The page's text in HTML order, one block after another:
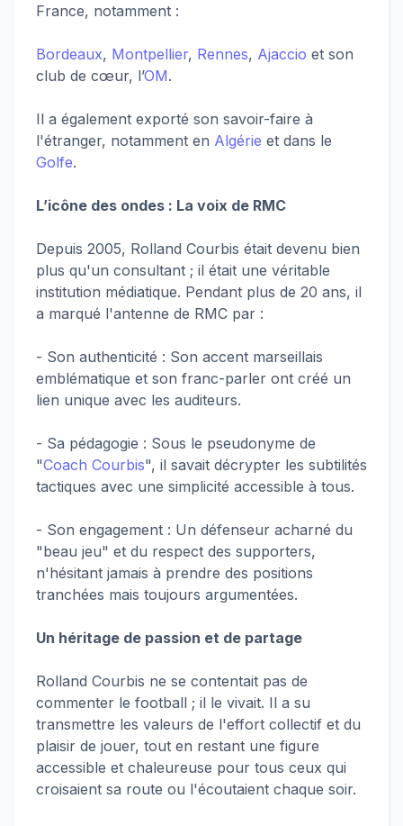
France, notamment :
Bordeaux, Montpellier, Rennes, Ajaccio et son
club de cœur, l’OM.
Il a également exporté son savoir-faire à
l'étranger, notamment en Algérie et dans le
Golfe.
L’icône des ondes : La voix de RMC
Depuis 2005, Rolland Courbis était devenu bien
plus qu'un consultant ; il était une véritable
institution médiatique. Pendant plus de 20 ans, il
a marqué l'antenne de RMC par :
- Son authenticité : Son accent marseillais
emblématique et son franc-parler ont créé un
lien unique avec les auditeurs.
- Sa pédagogie : Sous le pseudonyme de
"Coach Courbis", il savait décrypter les subtilités
tactiques avec une simplicité accessible à tous.
- Son engagement : Un défenseur acharné du
"beau jeu" et du respect des supporters,
n'hésitant jamais à prendre des positions
tranchées mais toujours argumentées.
Un héritage de passion et de partage
Rolland Courbis ne se contentait pas de
commenter le football ; il le vivait. Il a su
transmettre les valeurs de l'effort collectif et du
plaisir de jouer, tout en restant une figure
accessible et chaleureuse pour tous ceux qui
croisaient sa route ou l'écoutaient chaque soir.